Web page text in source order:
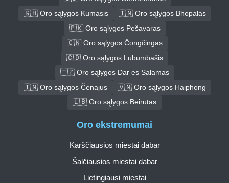
🇬🇭 Oro sąlygos Kumasis
🇮🇳 Oro sąlygos Bhopalas
🇵🇰 Oro sąlygos Pešavaras
🇨🇳 Oro sąlygos Čongčingas
🇨🇩 Oro sąlygos Lubumbašis
🇹🇿 Oro sąlygos Dar es Salamas
🇮🇳 Oro sąlygos Čenajus
🇻🇳 Oro sąlygos Haiphong
🇱🇧 Oro sąlygos Beirutas
Oro ekstremumai
Karščiausios miestai dabar
Šalčiausios miestai dabar
Lietingiausi miestai